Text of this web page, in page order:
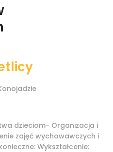
dzieciom- Organizacja i
zajęć wychowawczych i
Wykształcenie: